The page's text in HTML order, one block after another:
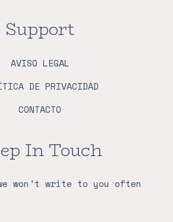
Support
AVISO LEGAL
DE PRIVACIDAD
CONTACTO
In Touch
won’t write to you often